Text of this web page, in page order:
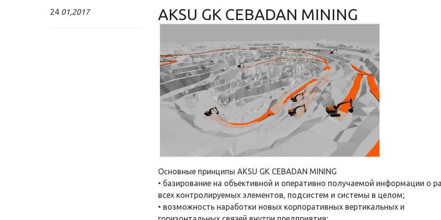
24 01,2017 AKSU GK CEBADAN MINING
Основные принципы AKSU GK CEBADAN MINING
• базирование на объективной и оперативно получаемой информации о
всех контролируемых элементов, подсистем и системы в целом;
• возможность наработки новых корпоративных вертикальных и